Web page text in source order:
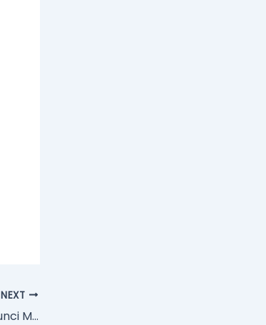
NEXT
Konsultasi Bisnis Laundry Kunci Menghindari Kerugian di Awal Usaha